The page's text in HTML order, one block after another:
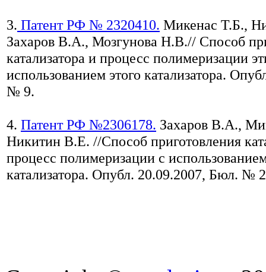
3. Патент РФ № 2320410. Микенас Т.Б.,
Захаров В.А., Мозгунова Н.В.// Способ
катализатора и процесс полимеризации
использованием этого катализатора.
№ 9.
4. Патент РФ №2306178. Захаров В.А.,
Никитин В.Е. //Способ приготовления
процесс полимеризации с
катализатора. Опубл. 20.09.2007, Бюл. №